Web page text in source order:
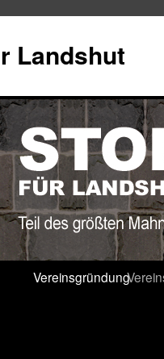
Landshut
Vereinsgründung